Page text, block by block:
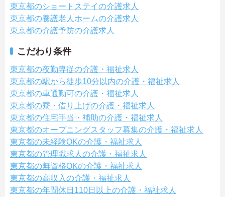
東京都のショートステイの介護求人
東京都の養護老人ホームの介護求人
東京都の介護予防の介護求人
こだわり条件
東京都の夜勤専従の介護・福祉求人
東京都の駅から徒歩10分以内の介護・福祉求人
東京都の車通勤可の介護・福祉求人
東京都の寮・借り上げの介護・福祉求人
東京都の住宅手当・補助の介護・福祉求人
東京都のオープニングスタッフ募集の介護・福祉求人
東京都の未経験OKの介護・福祉求人
東京都の管理職求人の介護・福祉求人
東京都の無資格OKの介護・福祉求人
東京都の高収入の介護・福祉求人
東京都の年間休日110日以上の介護・福祉求人